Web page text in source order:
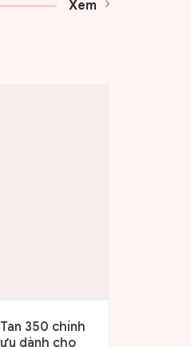
Xem
350 chính
dành cho